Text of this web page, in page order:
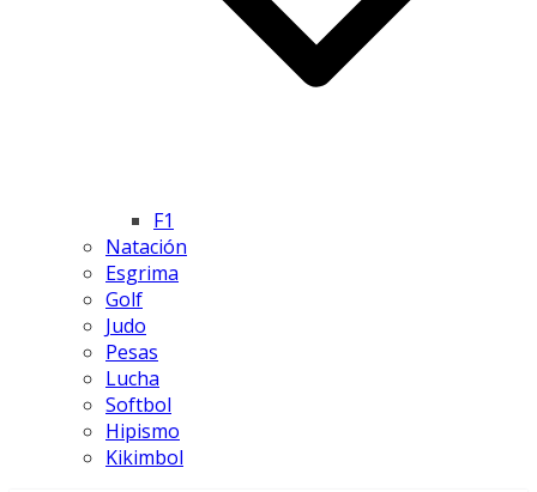
F1
Natación
Esgrima
Golf
Judo
Pesas
Lucha
Softbol
Hipismo
Kikimbol